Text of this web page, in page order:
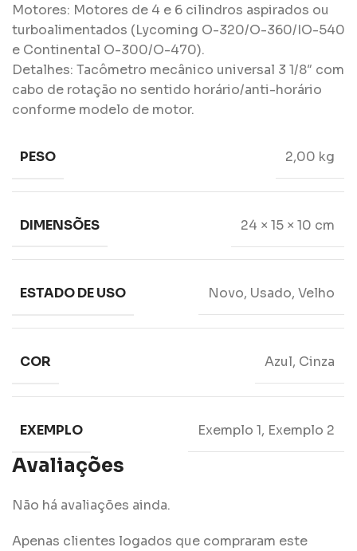
​Motores: Motores de 4 e 6 cilindros aspirados ou
turboalimentados (Lycoming O-320/O-360/IO-540
e Continental O-300/O-470).
​Detalhes: Tacômetro mecânico universal 3 1/8″ com
cabo de rotação no sentido horário/anti-horário
conforme modelo de motor.
PESO 2,00 kg
DIMENSÕES 24 × 15 × 10 cm
ESTADO DE USO Novo, Usado, Velho
COR Azul, Cinza
EXEMPLO Exemplo 1, Exemplo 2
Avaliações
Não há avaliações ainda.
Apenas clientes logados que compraram este